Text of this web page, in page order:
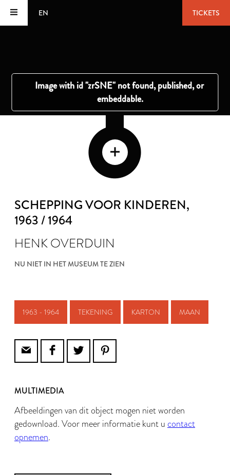
EN TICKETS
SCHEPPING VOOR KINDEREN,
1963 / 1964
HENK OVERDUIN
NU NIET IN HET MUSEUM TE ZIEN
1963 - 1964 TEKENING KARTON MAAN
MULTIMEDIA
Afbeeldingen van dit object mogen niet worden
gedownload. Voor meer informatie kunt u contact
opnemen.